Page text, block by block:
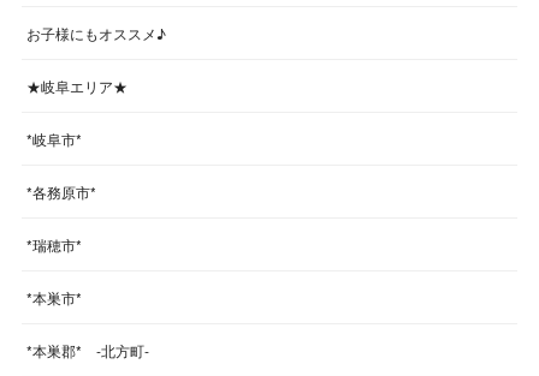
お子様にもオススメ♪
★岐阜エリア★
*岐阜市*
*各務原市*
*瑞穂市*
*本巣市*
*本巣郡* -北方町-